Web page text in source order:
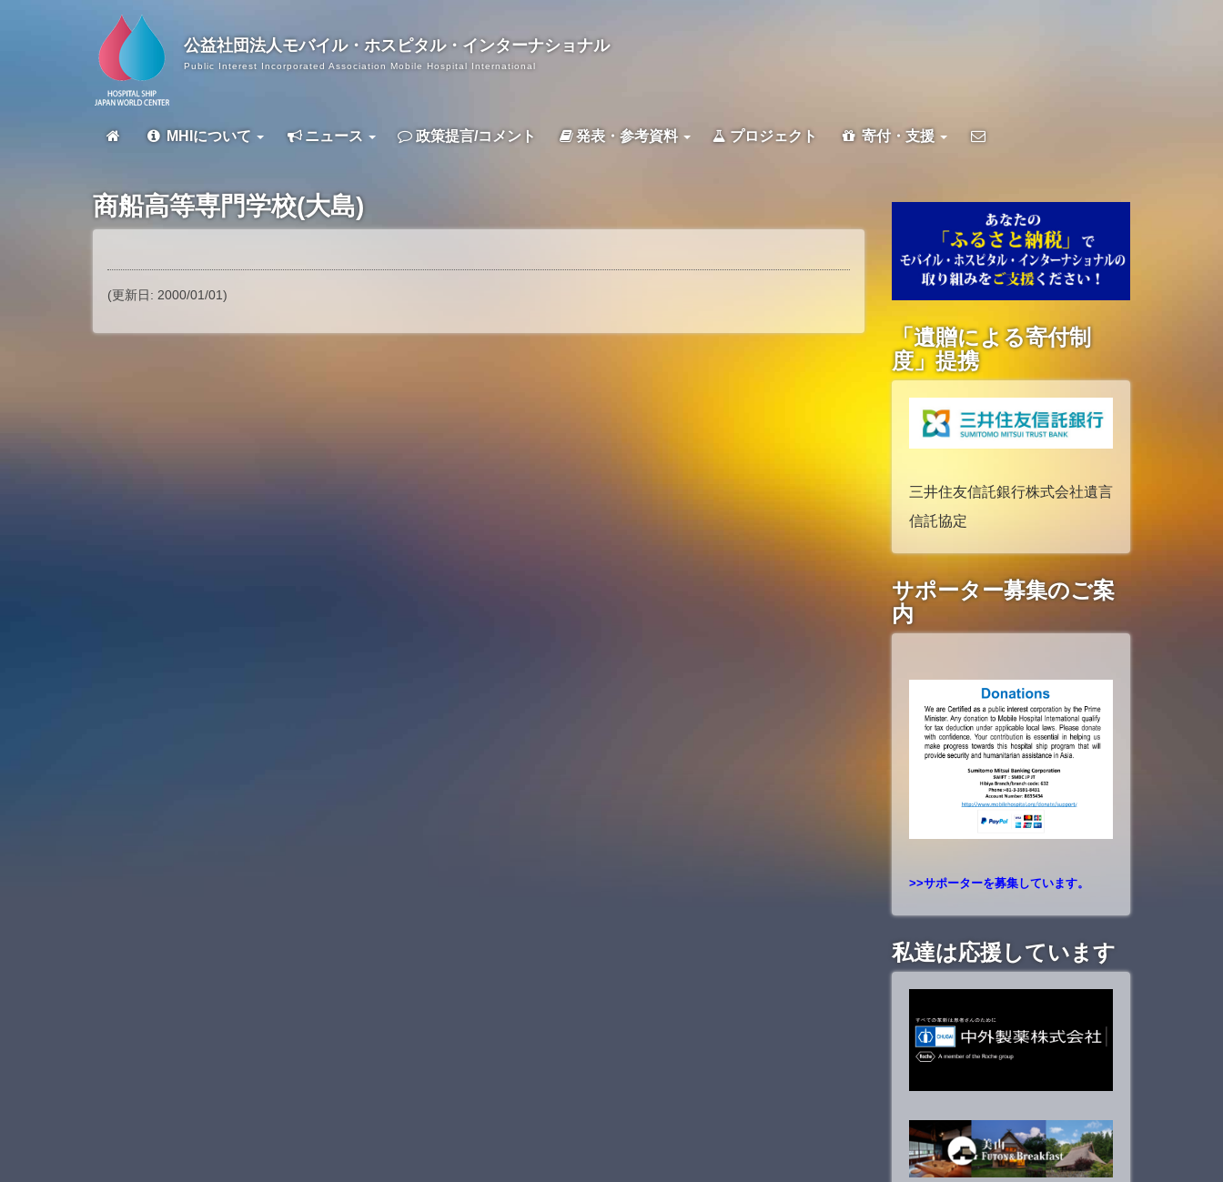
公益社団法人モバイル・ホスピタル・ インターナショナル
Public Interest Incorporated Association Mobile Hospital International
MHIについて ニュース 政策提言/コメント 発表・参考資料 プロジェクト 寄付・支援
商船高等専門学校(大島)
(更新日: 2000/01/01)
「遺贈による寄付制
度」提携
三井住友信託銀行株式会社遺言
信託協定
サポーター募集のご案
内
>>サポーターを募集しています。
私達は応援しています